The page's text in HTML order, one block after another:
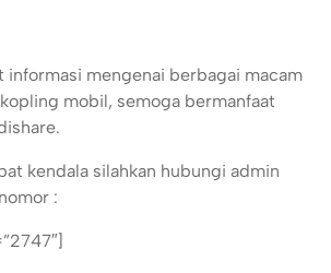
informasi mengenai berbagai macam
mobil, semoga bermanfaat
kendala silahkan hubungi admin
: